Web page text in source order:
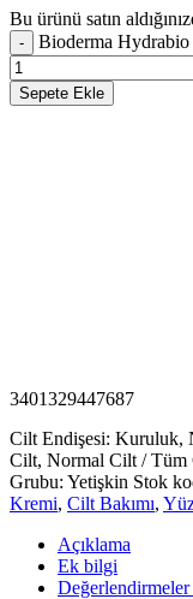
Bu ürünü satın
Bioderma
Sepete Ekle
3401329447687
Cilt Endişesi: Kuruluk,
Cilt, Normal Cilt / Tüm
Grubu: Yetişkin Stok
Kremi, Cilt Bakımı,
Açıklama
Ek bilgi